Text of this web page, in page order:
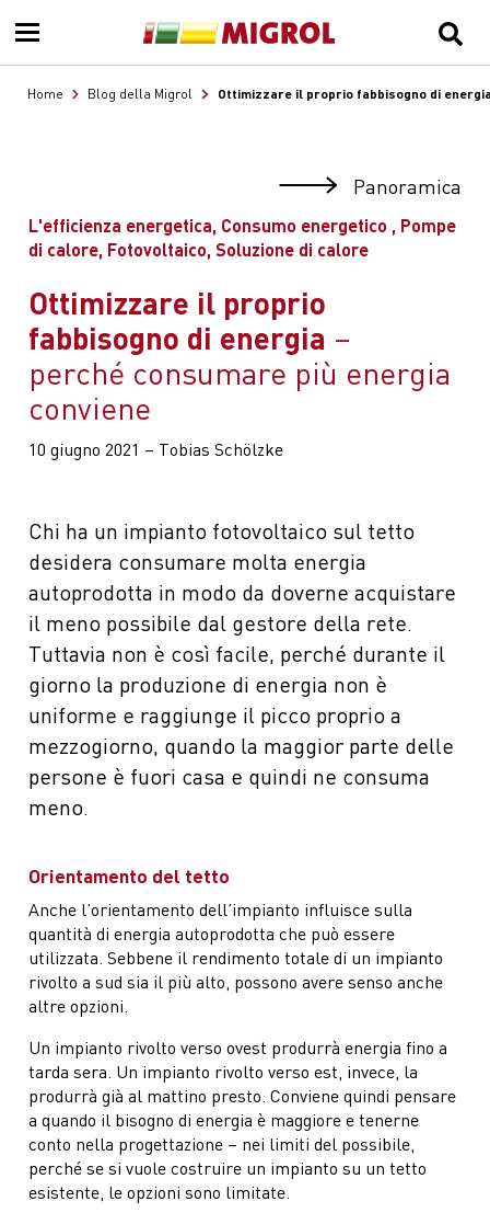
Home Blog della Migrol Ottimizzare il proprio fabbisogno di
Panoramica
L'efficienza energetica, Consumo energetico , Pompe
di calore, Fotovoltaico, Soluzione di calore
Ottimizzare il proprio
fabbisogno di energia
perché consumare più energia
conviene
10 giugno 2021 – Tobias Schölzke
Chi ha un impianto fotovoltaico sul tetto
desidera consumare molta energia
autoprodotta in modo da doverne acquistare
il meno possibile dal gestore della rete.
Tuttavia non è così facile, perché durante il
giorno la produzione di energia non è
uniforme e raggiunge il picco proprio a
mezzogiorno, quando la maggior parte delle
persone è fuori casa e quindi ne consuma
meno.
Orientamento del tetto
Anche l’orientamento dell’impianto influisce sulla
quantità di energia autoprodotta che può essere
utilizzata. Sebbene il rendimento totale di un impianto
rivolto a sud sia il più alto, possono avere senso anche
altre opzioni.
Un impianto rivolto verso ovest produrrà energia fino a
tarda sera. Un impianto rivolto verso est, invece, la
produrrà già al mattino presto. Conviene quindi pensare
a quando il bisogno di energia è maggiore e tenerne
conto nella progettazione – nei limiti del possibile,
perché se si vuole costruire un impianto su un tetto
esistente, le opzioni sono limitate.